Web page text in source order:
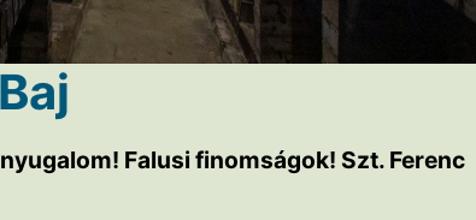
Falusi finomságok! Szt. Ferenc